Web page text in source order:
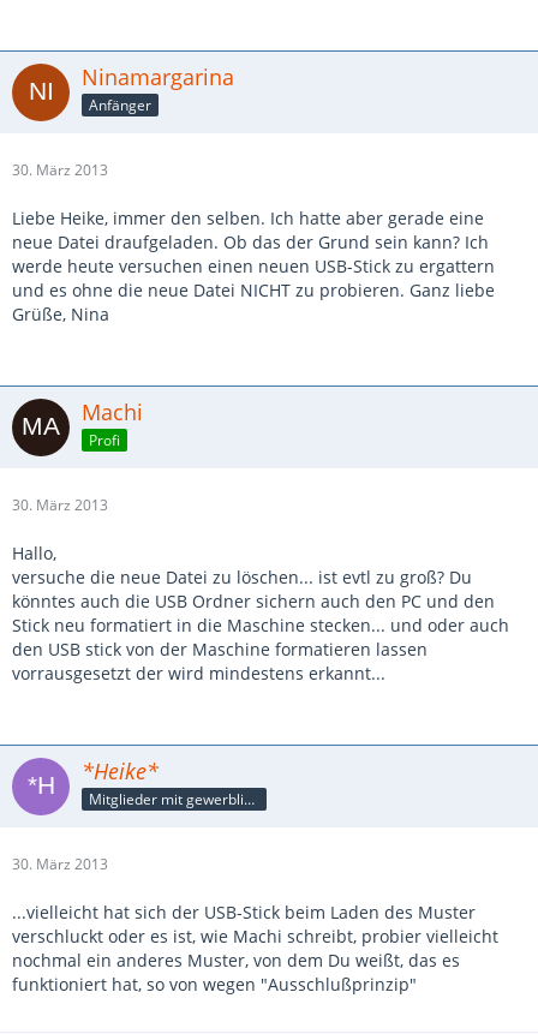
Ninamargarina
Anfänger
30. März 2013
Liebe Heike, immer den selben. Ich hatte aber gerade eine
neue Datei draufgeladen. Ob das der Grund sein kann? Ich
werde heute versuchen einen neuen USB-Stick zu ergattern
und es ohne die neue Datei NICHT zu probieren. Ganz liebe
Grüße, Nina
Machi
Profi
30. März 2013
Hallo,
versuche die neue Datei zu löschen... ist evtl zu groß? Du
könntes auch die USB Ordner sichern auch den PC und den
Stick neu formatiert in die Maschine stecken... und oder auch
den USB stick von der Maschine formatieren lassen
vorrausgesetzt der wird mindestens erkannt...
*Heike*
Mitglieder mit gewerblicher Verbindung, auch als Mitarbeiter/in
30. März 2013
...vielleicht hat sich der USB-Stick beim Laden des Muster
verschluckt oder es ist, wie Machi schreibt, probier vielleicht
nochmal ein anderes Muster, von dem Du weißt, das es
funktioniert hat, so von wegen "Ausschlußprinzip"